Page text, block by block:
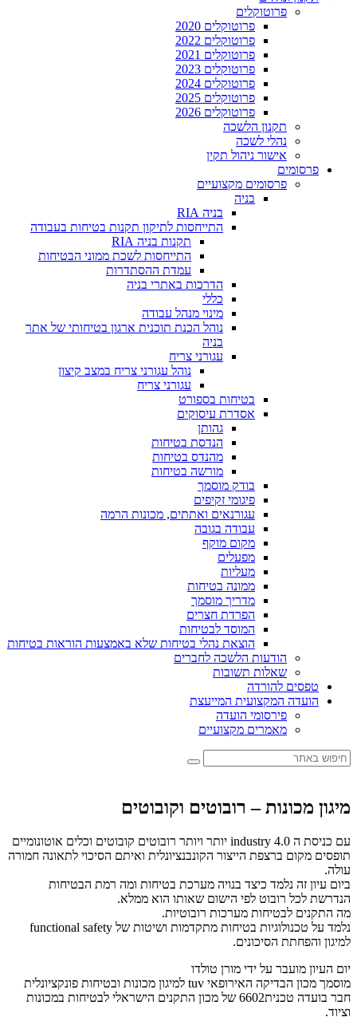
פרוטוקלים
פרוטוקלים 2020
פרוטוקלים 2022
פרוטוקלים 2021
פרוטוקלים 2023
פרוטוקלים 2024
פרוטוקלים 2025
פרוטוקלים 2026
תקנון הלשכה
נהלי לשכה
אישור ניהול תקין
פרסומים
פרסומים מקצועיים
בניה
בניה RIA
התייחסות לתיקון תקנות בטיחות בעבודה
תקנות בניה RIA
התייחסות לשכת ממוני הבטיחות
עמדת ההסתדרות
הדרכות באתרי בניה
כללי
מינוי מנהל עבודה
נוהל הכנת תוכנית ארגון בטיחותי של אתר
בניה
עגורני צריח
נוהל עגורני צריח במצב קיצון
עגורני צריח
בטיחות בספורט
אסדרת עיסוקים
גהותן
הנדסת בטיחות
מהנדס בטיחות
מורשה בטיחות
בודק מוסמך
פיגומי זקיפים
עגורנאים ואתתים, מכונות הרמה
עבודה בגובה
מקום מוקף
מפעלים
מעליות
ממונה בטיחות
מדריך מוסמך
הפרדת חצרים
המוסד לבטיחות
הוצאת נהלי בטיחות שלא באמצעות הוראות בטיחות
הודעות הלשכה לחברים
שאלות תשובות
טפסים להורדה
הועדה המקצועית המייעצת
פירסומי הועדה
מאמרים מקצועיים
מיגון מכונות – רובוטים וקובוטים
עם כניסת ה industry 4.0 יותר ויותר רובוטים קובוטים וכלים אוטונומיים
תופסים מקום ברצפת הייצור הקונבנציונלית ואיתם הסיכוי לתאונה חמורה
עולה.
ביום עיון זה נלמד כיצד בנויה מערכת בטיחות ומה רמת הבטיחות
הנדרשת לכל רובוט לפי הישום שאותו הוא ממלא.
מה התקנים לבטיחות מערכות רובוטיות.
נלמד על טכנולוגיות בטיחות מתקדמות ושיטות של functional safety
למיגון והפחתת הסיכונים.
יום העיון מועבר על ידי מורן טולדו
מוסמך מכון הבדיקה האירופאי tuv למיגון מכונות ובטיחות פונקציונלית
חבר בועדה טכנית6602 של מכון התקנים הישראלי לבטיחות במכונות
וציוד.